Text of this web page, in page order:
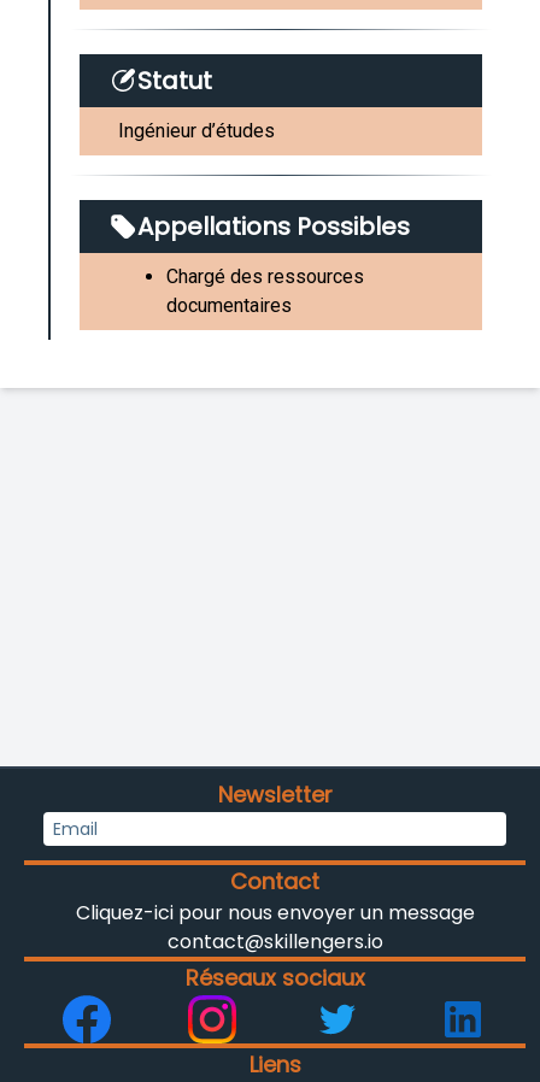
Statut
Ingénieur d’études
Appellations Possibles
Chargé des ressources
documentaires
Liens
Réseaux sociaux
Contact
Cliquez-ici pour nous envoyer un message
contact@skillengers.io
Newsletter